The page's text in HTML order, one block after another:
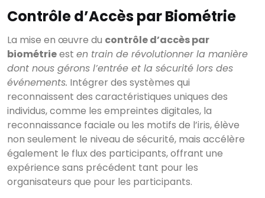
Contrôle d’Accès par Biométrie
La mise en œuvre du contrôle d’accès par
biométrieest en train de révolutionner la manière
dont nous gérons l’entrée et la sécurité lors des
événements. Intégrer des systèmes qui
reconnaissent des caractéristiques uniques des
individus, comme les empreintes digitales, la
reconnaissance faciale ou les motifs de l’iris, élève
non seulement le niveau de sécurité, mais accélère
également le flux des participants, offrant une
expérience sans précédent tant pour les
organisateurs que pour les participants.